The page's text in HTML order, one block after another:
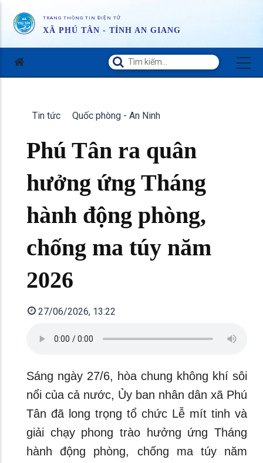
TRANG THÔNG TIN ĐIỆN TỬ
XÃ PHÚ TÂN - TỈNH AN GIANG
Tin tức Quốc phòng - An Ninh
Phú Tân ra quân
hưởng ứng Tháng
hành động phòng,
chống ma túy năm
2026
27/06/2026, 13:22
Sáng ngày 27/6, hòa chung không khí sôi
nổi của cả nước, Ủy ban nhân dân xã Phú
Tân đã long trọng tổ chức Lễ mít tinh và
giải chạy phong trào hưởng ứng Tháng
hành động phòng, chống ma túy năm